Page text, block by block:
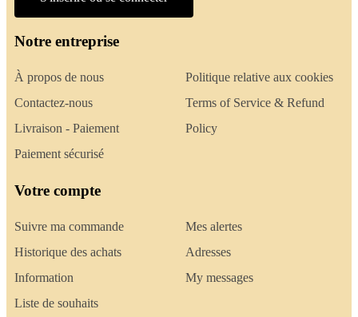
Notre entreprise
À propos de nous
Contactez-nous
Livraison - Paiement
Paiement sécurisé
Politique relative aux cookies
Terms of Service & Refund
Policy
Votre compte
Suivre ma commande
Historique des achats
Information
Liste de souhaits
Mes alertes
Adresses
My messages